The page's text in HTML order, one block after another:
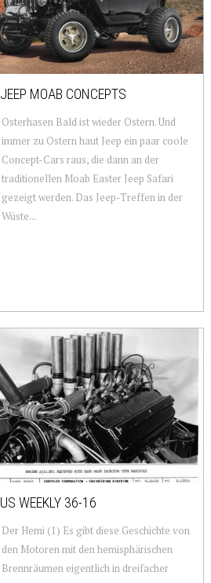
JEEP MOAB CONCEPTS
Osterhasen Bald ist wieder Ostern. Und
immer zu Ostern haut Jeep ein paar coole
Concept-Cars raus, die dann an der
traditionellen Moab Easter Jeep Safari
gezeigt werden. Das Jeep-Treffen in der
Wüste...
US WEEKLY 36-16
Der Hemi (1) Es gibt diese Geschichte von
den Motoren mit den hemisphärischen
Brennräumen eigentlich in dreifacher